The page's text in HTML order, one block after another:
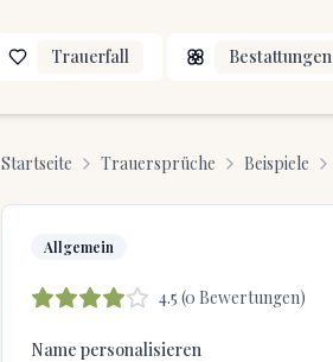
Trauerfall Bestattungen
Startseite Trauersprüche Beispiele
Allgemein
4.5 (0 Bewertungen)
Name personalisieren